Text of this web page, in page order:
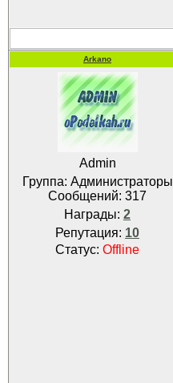
Arkano
Admin
Группа: Администраторы
Сообщений: 317
Награды: 2
Репутация: 10
Статус: Offline